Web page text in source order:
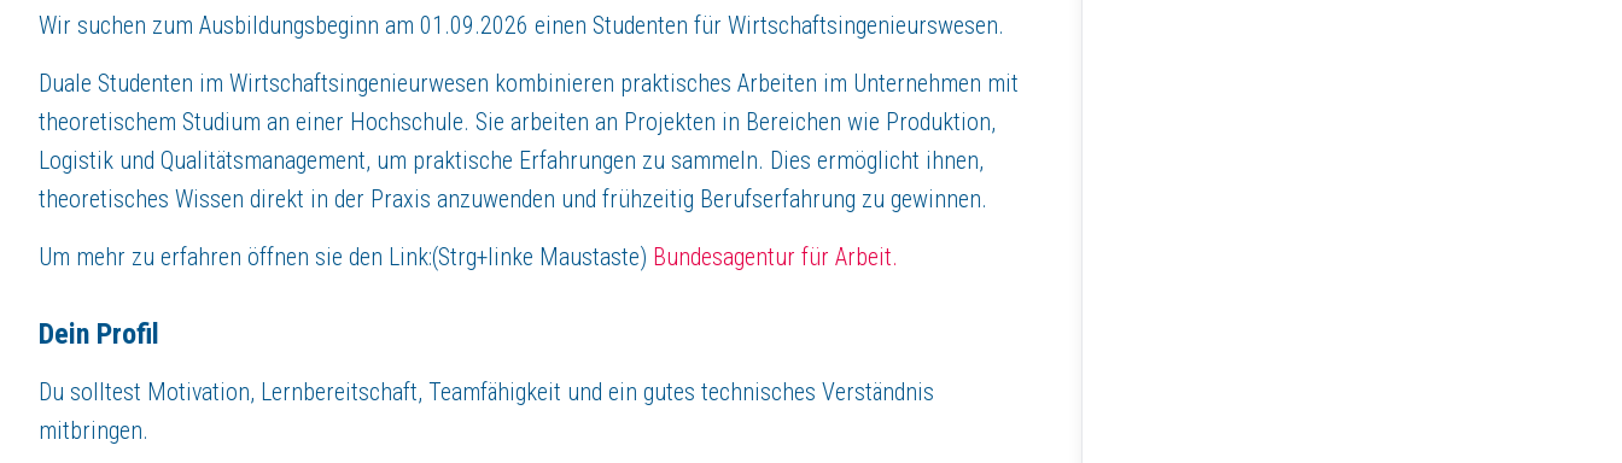
Werksinterner Unterricht insbesondere auch als Vorbereitung auf die Abschlussprüfungen
Gutes Arbeitsklima in familiärem Umfeld
Faire Ausbildungsvergütung incl. Sonderzahlungen
Weiterbildungsmöglichkeiten im Rahmen von Zusatzausbildungen (z.B. Bildungslotse)
Betriebliche Gesundheitsvorsorge
Kennenlerntag mit Angehörigen
Intensives Onboarding
Organisierte Ausbildungsfahrten sowie Gruppenevents
ÜberROBERT THOMAS Metall- und Elektrowerke GmbH & Co.KG
ROBERT THOMAS METALL- UND ELEKTROWERKE
Die Robert Thomas GmbH & Co. KG ist ein in vierter Generation inhabergeführtes mittelständisches Familienunternehmen mit Sitz in Neunkirchen im Siegerland. Das Werk befindet sich seit über 100 Jahren am
Wir sind ein international agierendes Familienunternehmen mit christlichen Wertvorstellungen und entwickeln, produzieren und vermarkten hochwertige Bodenpflegeprodukte für ein sauberes und gesundes Zuhause
Wir suchen zum Ausbildungsbeginn am 01.09.2026 einen Studenten für Wirtschaftsingenieurswesen.
Duale Studenten im Wirtschaftsingenieurwesen kombinieren praktisches Arbeiten im Unternehmen mit
theoretischem Studium an einer Hochschule. Sie arbeiten an Projekten in Bereichen wie Produktion,
Logistik und Qualitätsmanagement, um praktische Erfahrungen zu sammeln. Dies ermöglicht ihnen,
theoretisches Wissen direkt in der Praxis anzuwenden und frühzeitig Berufserfahrung zu gewinnen.
Um mehr zu erfahren öffnen sie den Link:(Strg+linke Maustaste) Bundesagentur für Arbeit.
Dein Profil
Du solltest Motivation, Lernbereitschaft, Teamfähigkeit und ein gutes technisches Verständnis
mitbringen.